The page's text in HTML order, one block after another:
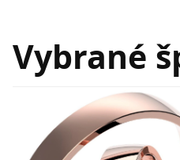
Vybrané